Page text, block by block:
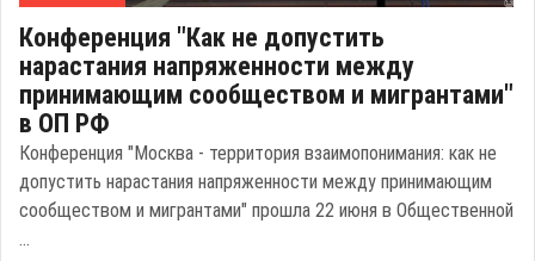
Конференция "Как не допустить
нарастания напряженности между
принимающим сообществом и мигрантами"
в ОП РФ
Конференция "Москва - территория взаимопонимания: как не
допустить нарастания напряженности между принимающим
сообществом и мигрантами" прошла 22 июня в Общественной
...